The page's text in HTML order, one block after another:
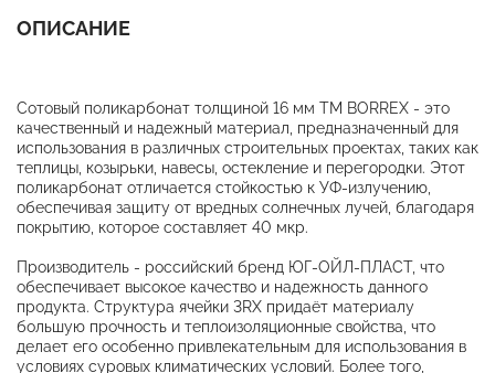
ОПИСАНИЕ
Сотовый поликарбонат толщиной 16 мм ТМ BORREX - это
качественный и надежный материал, предназначенный для
использования в различных строительных проектах, таких как
теплицы, козырьки, навесы, остекление и перегородки. Этот
поликарбонат отличается стойкостью к УФ-излучению,
обеспечивая защиту от вредных солнечных лучей, благодаря
покрытию, которое составляет 40 мкр.
Производитель - российский бренд ЮГ-ОЙЛ-ПЛАСТ, что
обеспечивает высокое качество и надежность данного
продукта. Структура ячейки 3RХ придаёт материалу
большую прочность и теплоизоляционные свойства, что
делает его особенно привлекательным для использования в
условиях суровых климатических условий. Более того,